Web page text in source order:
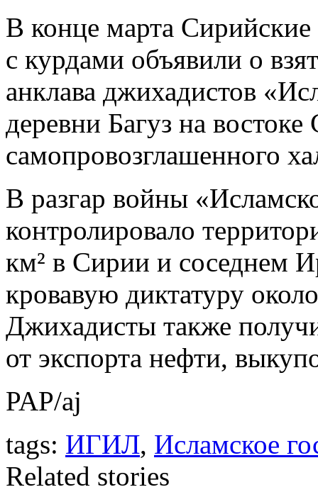
В конце марта Сирийские
с курдами объявили о
анклава джихадистов
деревни Багуз на
самопровозглашенного
В разгар войны
контролировало
км² в Сирии и соседнем
кровавую диктатуру
Джихадисты также
от экспорта нефти,
PAP/aj
tags: ИГИЛ, Исламское
Related stories